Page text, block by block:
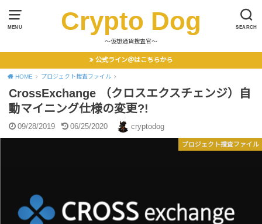
MENU SEARCH
Crypto Dog
〜仮想通貨捜査官〜
公式ライン＠はこちらから
HOME プロジェクト捜査ファイル
CrossExchange （クロスエクスチェンジ）自
動マイニング仕様の変更?!
09/28/2019 06/25/2020 cryptodog
プロジェクト捜査ファイル